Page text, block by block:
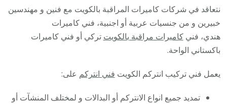
نتعاقد في شركات كاميرات المراقبة بالكويت مع فنين و مهندسين
خبيرين و من جنسيات عربية أو اجنبية، فني كاميرات
هندي، فنيكاميرات مراقبة بالكويت تركي أو فني كاميرات
باكستاني الواحة.
يعمل فني تركيب انتركم الكويت فني انتركم على:
تمديد جميع انواع الانتركم أو البدالات و لمختلف المنشآت أو